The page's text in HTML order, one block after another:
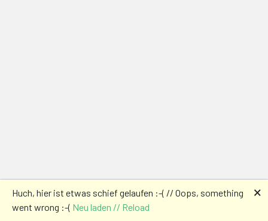
Huch, hier ist etwas schief gelaufen :-( // Oops, something
went wrong :-( Neu laden // Reload
🗙